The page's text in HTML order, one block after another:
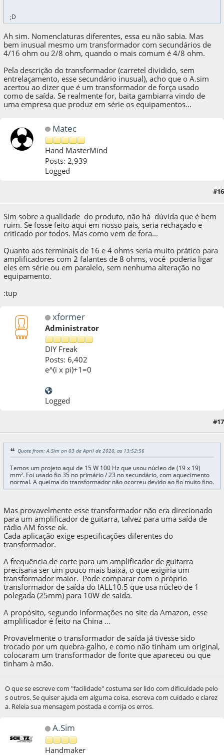
;D
Ah sim. Nomenclaturas diferentes, essa eu não sabia. Mas
bem inusual mesmo um transformador com secundários de
4/16 ohm ou 2/8 ohm, quando o mais comum é 4/8 ohm.
Pela descrição do transformador (carretel dividido, sem
entrelaçamento, esse secundário inusual), acho que o A.sim
acertou ao dizer que é um transformador de força usado
como de saída. Se realmente for, baita gambiarra vindo de
uma empresa que produz em série os equipamentos...
Matec
Hand MasterMind
Posts: 2,939
Logged
#16
Sim sobre a qualidade do produto, não há dúvida que é bem
ruim. Se fosse feito aqui em nosso pais, seria rechaçado e
criticado por todos. Mas como vem de fora...
Quanto aos terminais de 16 e 4 ohms seria muito prático para
amplificadores com 2 falantes de 8 ohms, você poderia ligar
eles em série ou em paralelo, sem nenhuma alteração no
equipamento.
:tup
xformer
Administrator
DIY Freak
Posts: 6,402
e^(i x pi)+1=0
Logged
#17
Quote from: A.Sim on 03 de April de 2020, as 13:52:56
Temos um projeto aqui de 15 W 100 Hz que usou núcleo de (19 x 19)
mm². Foi usado fio 35 no primário / 23 no secundário, com aquecimento
normal. A queima do transformador não ocorreu devido ao fio muito fino.
Mas provavelmente esse transformador não era direcionado
para um amplificador de guitarra, talvez para uma saída de
rádio AM fosse ok.
Cada aplicação exige especificações diferentes do
transformador.
A frequência de corte para um amplificador de guitarra
precisaria ser um pouco mais baixa, o que exigiria um
transformador maior. Pode comparar com o próprio
transformador de saída do IALL10.5 que usa núcleo de 1
polegada (25mm) para 10W de saída.
A propósito, segundo informações no site da Amazon, esse
amplificador é feito na China ...
Provavelmente o transformador de saída já tivesse sido
trocado por um quebra-galho, e como não tinham um original,
colocaram um transformador de fonte que apareceu ou que
tinham à mão.
O que se escreve com "facilidade" costuma ser lido com dificuldade pelo
s outros. Se quiser ajuda em alguma coisa, escreva com cuidado e clarez
a. Releia sua mensagem postada e corrija os erros.
A.Sim
Handmaker